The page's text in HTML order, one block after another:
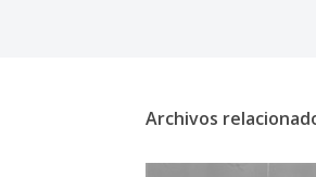
Archivos